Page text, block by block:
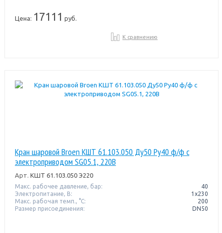
Цена: 17111 руб.
К сравнению
Кран шаровой Broen КШТ 61.103.050 Ду50 Pу40 ф/ф с
электроприводом SG05.1, 220В
Арт. КШТ 61.103.050 Э220
Макс. рабочее давление, бар:
40
Электропитание, В:
1х230
Макс. рабочая темп., °С:
200
Размер присоединения:
DN50